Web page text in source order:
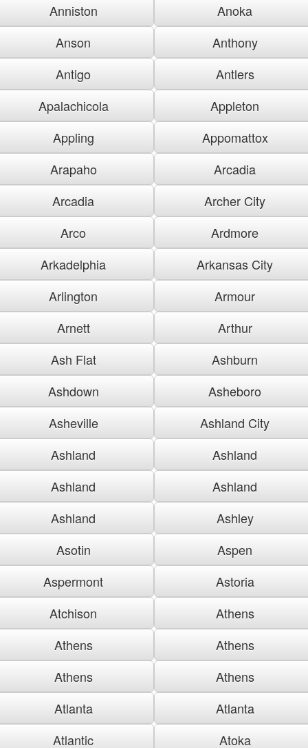
Anniston
Anoka
Anson
Anthony
Antigo
Antlers
Apalachicola
Appleton
Appling
Appomattox
Arapaho
Arcadia
Arcadia
Archer City
Arco
Ardmore
Arkadelphia
Arkansas City
Arlington
Armour
Arnett
Arthur
Ash Flat
Ashburn
Ashdown
Asheboro
Asheville
Ashland City
Ashland
Ashland
Ashland
Ashland
Ashland
Ashley
Asotin
Aspen
Aspermont
Astoria
Atchison
Athens
Athens
Athens
Athens
Athens
Atlanta
Atlanta
Atlantic
Atoka